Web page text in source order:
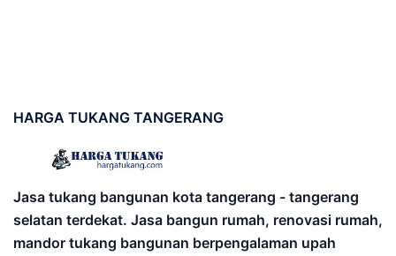
HARGA TUKANG TANGERANG
Jasa tukang bangunan kota tangerang - tangerang
selatan terdekat. Jasa bangun rumah, renovasi rumah,
mandor tukang bangunan berpengalaman upah